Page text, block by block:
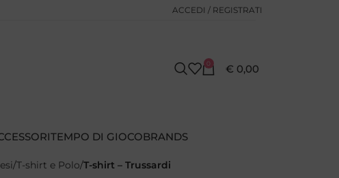
ACCEDI / REGISTRATI
0 € 0,00
TEMPO DI GIOCOBRANDS
T-shirt e Polo T-shirt – Trussardi